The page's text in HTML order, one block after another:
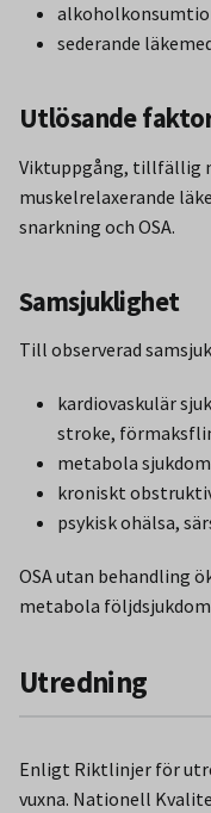
sederande
Utlösande
Viktuppgång, tillfällig
muskelrelaxerande
snarkning och OSA.
Samsjuklighet
Till observerad
kardiovaskulär
stroke,
metabola
kroniskt
psykisk ohälsa,
OSA utan behandling
metabola
Utredning
Enligt Riktlinjer för
vuxna. Nationell